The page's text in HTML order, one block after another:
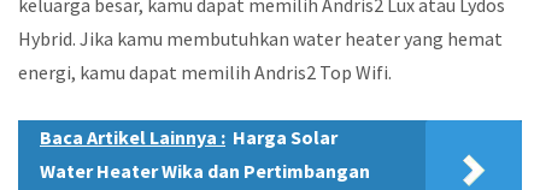
keluarga besar, kamu dapat memilih Andris2 Lux atau Lydos
Hybrid. Jika kamu membutuhkan water heater yang hemat
energi, kamu dapat memilih Andris2 Top Wifi.
Baca Artikel Lainnya : Harga Solar
Water Heater Wika dan Pertimbangan